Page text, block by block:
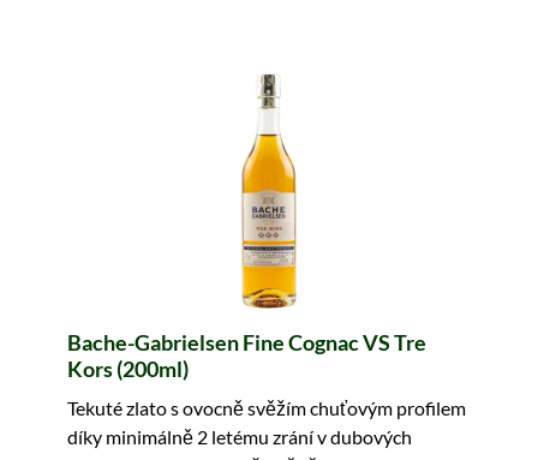
Bache-Gabrielsen Fine Cognac VS Tre
Kors (200ml)
Tekuté zlato s ovocně svěžím chuťovým profilem
díky minimálně 2 letému zrání v dubových